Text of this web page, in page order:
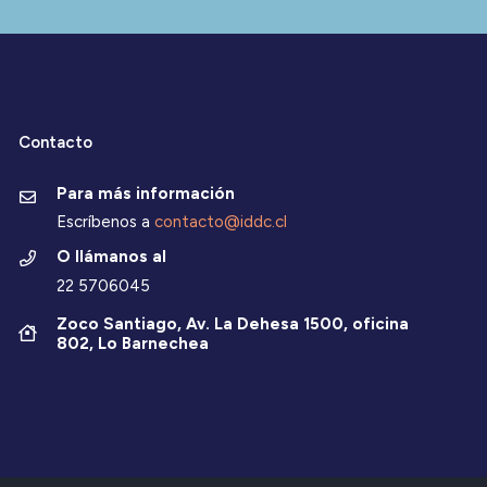
Contacto
Para más información
Escríbenos a contacto@iddc.cl
O llámanos al
22 5706045
Zoco Santiago, Av. La Dehesa 1500, oficina
802, Lo Barnechea